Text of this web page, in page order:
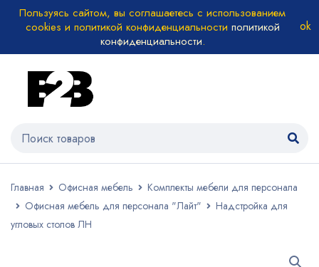
Пользуясь сайтом, вы соглашаетесь с использованием
cookies и политикой конфиденциальности политикой
конфиденциальности.
Главная Офисная мебель
Комплекты мебели для персонала
Офисная мебель для персонала "Лайт"
Надстройка для
угловых столов ЛН